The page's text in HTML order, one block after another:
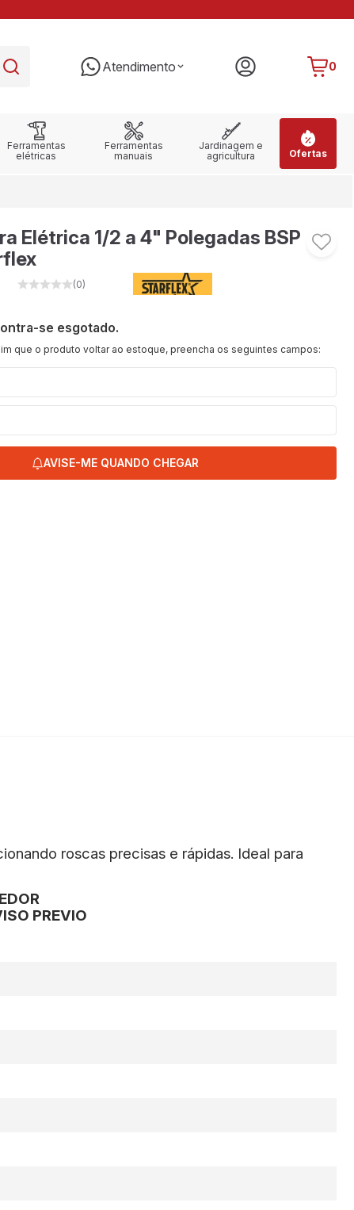
Atendimento 0
Ferramentas
elétricas
Ferramentas
manuais
Jardinagem e
agricultura
Ofertas
Elétrica 1/2 a 4" Polegadas BSP
(0)
se esgotado.
que o produto voltar ao estoque, preencha os seguintes campos:
AVISE-ME QUANDO CHEGAR
roscas precisas e rápidas. Ideal para
PREVIO